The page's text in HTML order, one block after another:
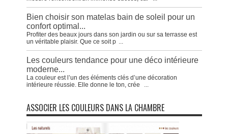
Bien choisir son matelas bain de soleil pour un
confort optimal...
Profiter des beaux jours dans son jardin ou sur sa terrasse est
un véritable plaisir. Que ce soit p
Les couleurs tendance pour une déco intérieure
moderne...
La couleur est l’un des éléments clés d’une décoration
intérieure réussie. Elle donne le ton, crée
ASSOCIER LES COULEURS DANS LA CHAMBRE